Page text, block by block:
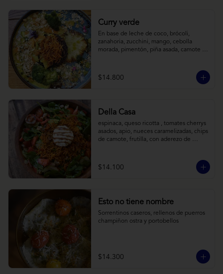
Curry verde
En base de leche de coco, brócoli,
zanahoria, zucchini, mango, cebolla
morada, pimentón, piña asada, camote
$14.800
Della Casa
espinaca, queso ricotta , tomates cherrys
asados, apio, nueces caramelizadas, chips
de camote, frutilla, con aderezo de
$14.100
Esto no tiene nombre
Sorrentinos caseros, rellenos de puerros
champiñon ostra y portobellos
$14.300